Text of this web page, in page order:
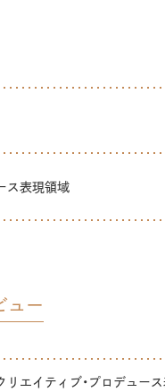
ス表現領域
ュー
リエイティブ・プロデュー